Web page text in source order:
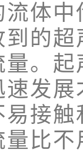
流体
到的
量。起
速发展
易接
量比不